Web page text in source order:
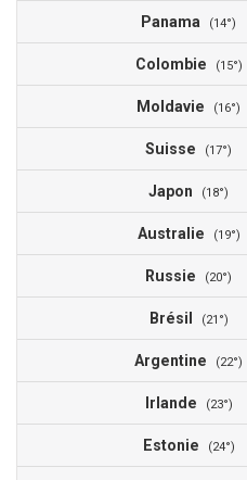
Panama (14°)
Colombie (15°)
Moldavie (16°)
Suisse (17°)
Japon (18°)
Australie (19°)
Russie (20°)
Brésil (21°)
Argentine (22°)
Irlande (23°)
Estonie (24°)